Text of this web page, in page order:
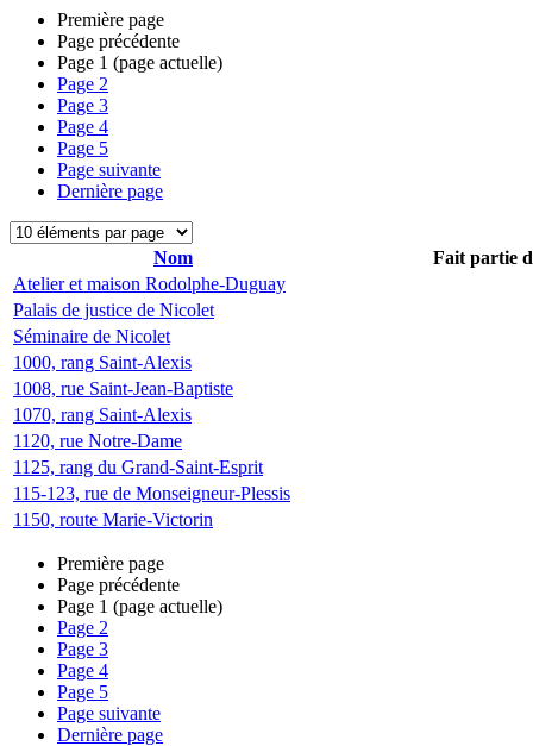
Première page
Page précédente
Page 1 (page actuelle)
Page 2
Page 3
Page 4
Page 5
Page suivante
Dernière page
Nom
Fait partie
Atelier et maison Rodolphe-Duguay
Palais de justice de Nicolet
Séminaire de Nicolet
1000, rang Saint-Alexis
1008, rue Saint-Jean-Baptiste
1070, rang Saint-Alexis
1120, rue Notre-Dame
1125, rang du Grand-Saint-Esprit
115-123, rue de Monseigneur-Plessis
1150, route Marie-Victorin
Première page
Page précédente
Page 1 (page actuelle)
Page 2
Page 3
Page 4
Page 5
Page suivante
Dernière page